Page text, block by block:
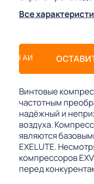
Все
Винтовые
частотным
надёжный и
воздуха.
являются
EXELUTE.
компрессоров
перед
АИ